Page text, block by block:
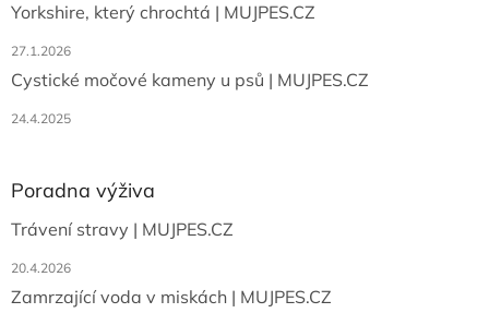
Yorkshire, který chrochtá | MUJPES.CZ
27.1.2026
Cystické močové kameny u psů | MUJPES.CZ
24.4.2025
Poradna výživa
Trávení stravy | MUJPES.CZ
20.4.2026
Zamrzající voda v miskách | MUJPES.CZ